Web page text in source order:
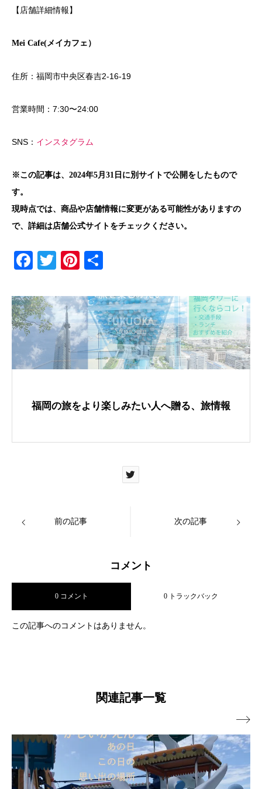
【店舗詳細情報】
Mei Cafe(メイカフェ）
住所：福岡市中央区春吉2-16-19
営業時間：7:30〜24:00
SNS： インスタグラム
※この記事は、2024年5月31日に別サイトで公開をしたもので
す。
現時点では、商品や店舗情報に変更がある可能性がありますの
で、詳細は店舗公式サイトをチェックください。
F
c
e
b
o
o
T
tt
er
Pi
er
e
st
福岡の旅をより楽しみたい人へ贈る、旅情報
前の記事 次の記事
コメント
0 コメント 0 トラックバック
この記事へのコメントはありません。
関連記事一覧
